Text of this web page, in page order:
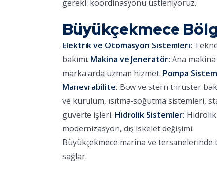
gerekli koordinasyonu üstleniyoruz.
Büyükçekmece
Elektrik ve Otomasyon Sistemleri:
bakımı. Makina ve Jeneratör: Ana
markalarda uzman hizmet. Pompa
Manevrabilite: Bow ve stern thruster
ve kurulum, ısıtma-soğutma sistemleri,
güverte işleri. Hidrolik Sistemler: Hidrolik
modernizasyon, dış iskelet değişimi.
Büyükçekmece marina ve
sağlar.